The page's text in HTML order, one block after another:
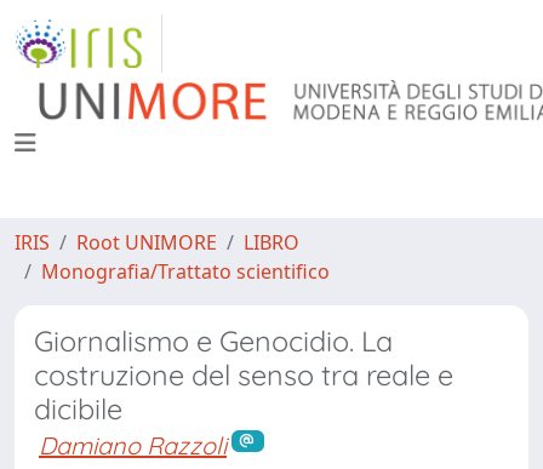
IRIS Root UNIMORE
LIBRO
Monografia/Trattato scientifico
Giornalismo e Genocidio. La
costruzione del senso tra reale e
dicibile
Damiano Razzoli